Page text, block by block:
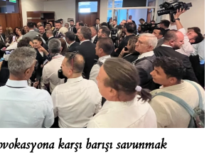
karşı barışı savunmak